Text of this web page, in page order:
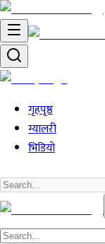
गृहपृष्ठ
ग्यालरी
भिडियो